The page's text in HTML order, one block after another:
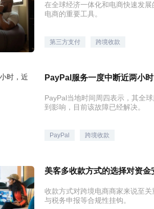
在全球经济一体化和电商快速发
电商的重要工具。
第三方支付 跨境收款
PayPal服务一度中断近两小
PayPal当地时间周四表示，其全
到影响，目前该故障已经解决。
PayPal 跨境收款
美客多收款方式的选择对资
收款方式对跨境电商商家来说至
与税务申报等合规性挂钩。